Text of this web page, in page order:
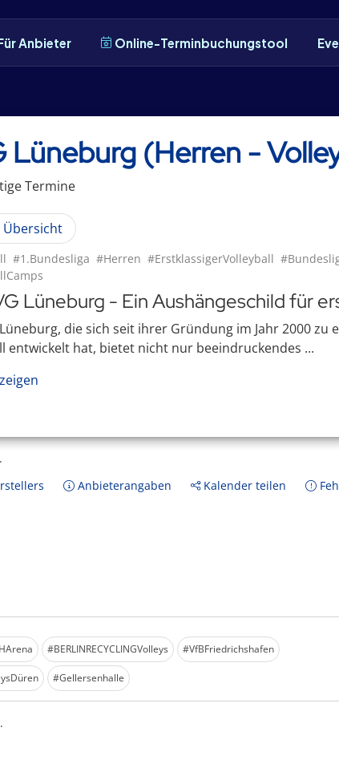
Anbieter Online-Terminbuchungstool
Lüneburg (Herren -
Termine
Übersicht
#1.Bundesliga #Herren #ErstklassigerVolleyball
Lüneburg - Ein Aushängeschild für
Lüneburg, die sich seit ihrer Gründung im Jahr 2000
entwickelt hat, bietet nicht nur beeindruckendes ...
Anbieterangaben Kalender teilen
#BERLINRECYCLINGVolleys #VfBFriedrichshafen
#Gellersenhalle